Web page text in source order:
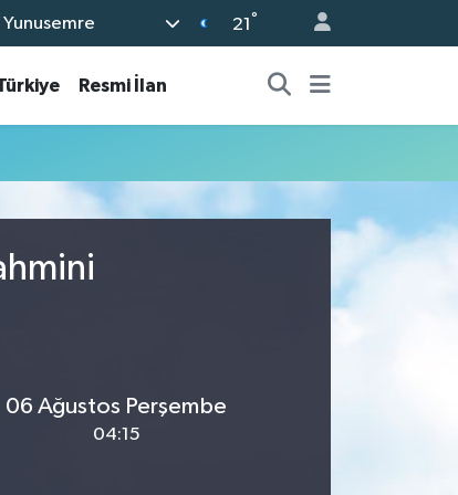
Yunusemre 21 °
Resmi İlan
06 Ağustos Perşembe
04:15